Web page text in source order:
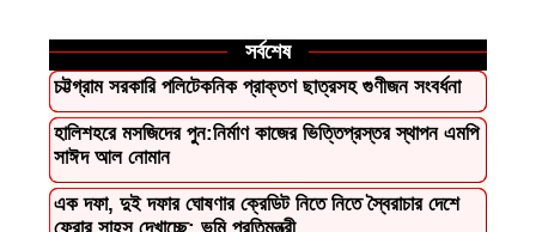
সর্বশেষ
চট্টগ্রাম সরকারি পলিটেকনিক প্রাক্তণ ছাত্রসহ গুণীজন সংবর্ধনা
হালিশহরে মসজিদের পুন:নির্মাণ কাজের ভিত্তিপ্রস্তর স্থাপন এমপি
সাঈদ আল নোমান ‎
এক দফা, দুই দফার ঘোষণার ক্রেডিট নিতে নিতে স্বৈরাচার দেশে